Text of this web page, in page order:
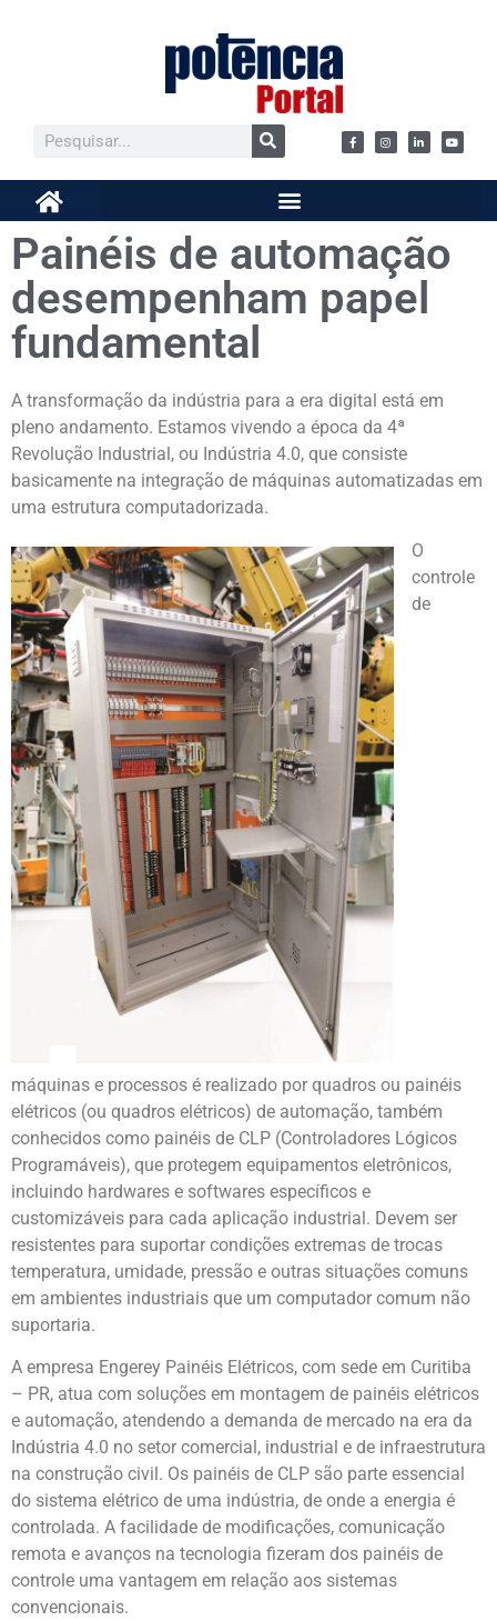
Painéis de automação
desempenham papel
fundamental
A transformação da indústria para a era digital está em
pleno andamento. Estamos vivendo a época da 4ª
Revolução Industrial, ou Indústria 4.0, que consiste
basicamente na integração de máquinas automatizadas em
uma estrutura computadorizada.
O
controle
de
máquinas e processos é realizado por quadros ou painéis
elétricos (ou quadros elétricos) de automação, também
conhecidos como painéis de CLP (Controladores Lógicos
Programáveis), que protegem equipamentos eletrônicos,
incluindo hardwares e softwares específicos e
customizáveis para cada aplicação industrial. Devem ser
resistentes para suportar condições extremas de trocas
temperatura, umidade, pressão e outras situações comuns
em ambientes industriais que um computador comum não
suportaria.
A empresa Engerey Painéis Elétricos, com sede em Curitiba
– PR, atua com soluções em montagem de painéis elétricos
e automação, atendendo a demanda de mercado na era da
Indústria 4.0 no setor comercial, industrial e de infraestrutura
na construção civil. Os painéis de CLP são parte essencial
do sistema elétrico de uma indústria, de onde a energia é
controlada. A facilidade de modificações, comunicação
remota e avanços na tecnologia fizeram dos painéis de
controle uma vantagem em relação aos sistemas
convencionais.